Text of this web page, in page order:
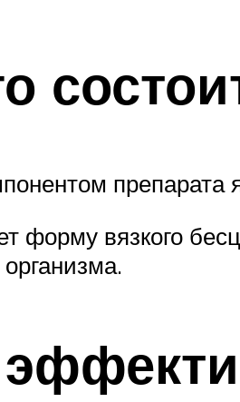
препарата
форму вязкого